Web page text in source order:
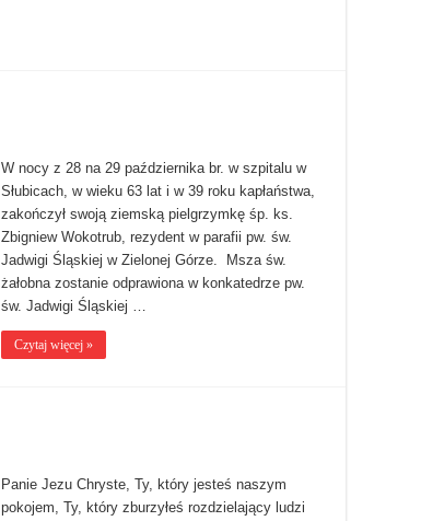
W nocy z 28 na 29 października br. w szpitalu w
Słubicach, w wieku 63 lat i w 39 roku kapłaństwa,
zakończył swoją ziemską pielgrzymkę śp. ks.
Zbigniew Wokotrub, rezydent w parafii pw. św.
Jadwigi Śląskiej w Zielonej Górze. Msza św.
żałobna zostanie odprawiona w konkatedrze pw.
św. Jadwigi Śląskiej …
Czytaj więcej »
Panie Jezu Chryste, Ty, który jesteś naszym
pokojem, Ty, który zburzyłeś rozdzielający ludzi